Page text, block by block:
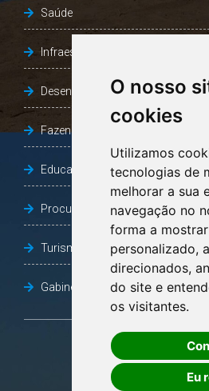
O nosso
cookies
Utilizamos
tecnologias de
melhorar a sua
navegação no
forma a
personalizado,
direcionados,
do site e
os visitantes.
Eu
Saúde
Infraestrutura, Agricultura e Meio
Desenvolvimento Social
Fazenda e Desenvolvimento
Educação
Procuradoria Geral do Município
Turismo, Desporto e Cultura
Gabinete Vice-Prefeito